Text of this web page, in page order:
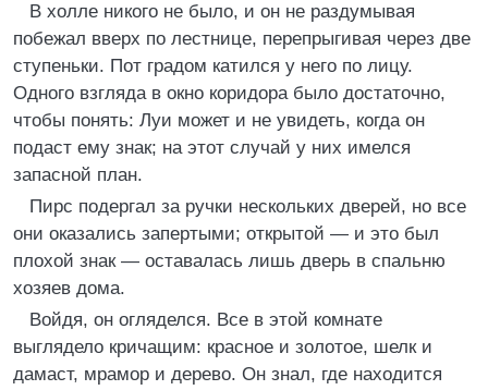
В холле никого не было, и он не раздумывая
побежал вверх по лестнице, перепрыгивая через две
ступеньки. Пот градом катился у него по лицу.
Одного взгляда в окно коридора было достаточно,
чтобы понять: Луи может и не увидеть, когда он
подаст ему знак; на этот случай у них имелся
запасной план.
Пирс подергал за ручки нескольких дверей, но все
они оказались запертыми; открытой — и это был
плохой знак — оставалась лишь дверь в спальню
хозяев дома.
Войдя, он огляделся. Все в этой комнате
выглядело кричащим: красное и золотое, шелк и
дамаст, мрамор и дерево. Он знал, где находится